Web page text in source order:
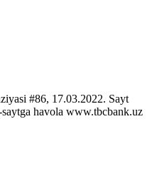
#86, 17.03.2022. Sayt
havola www.tbcbank.uz